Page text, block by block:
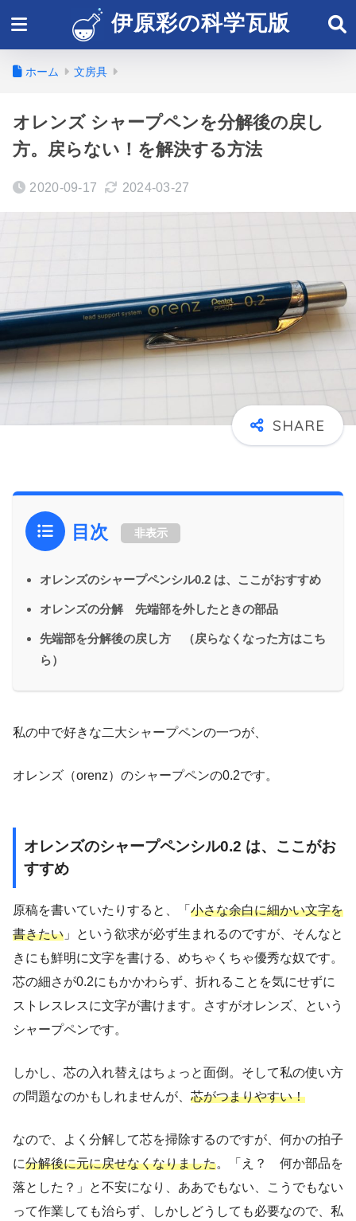
伊原彩の科学瓦版
ホーム 文房具
オレンズ シャープペンを分解後の戻し
方。戻らない！を解決する方法
2020-09-17 2024-03-27
目次 非表示
オレンズのシャープペンシル0.2 は、ここがおすすめ
オレンズの分解 先端部を外したときの部品
先端部を分解後の戻し方 （戻らなくなった方はこち
ら）
私の中で好きな二大シャープペンの一つが、
オレンズ（orenz）のシャープペンの0.2です。
オレンズのシャープペンシル0.2 は、ここがお
すすめ
原稿を書いていたりすると、「 小さな余白に細かい文字を
書きたい 」という欲求が必ず生まれるのですが、そんなと
きにも鮮明に文字を書ける、めちゃくちゃ優秀な奴です。
芯の細さが0.2にもかかわらず、折れることを気にせずに
ストレスレスに文字が書けます。さすがオレンズ、という
シャープペンです。
しかし、芯の入れ替えはちょっと面倒。そして私の使い方
の問題なのかもしれませんが、 芯がつまりやすい！
なので、よく分解して芯を掃除するのですが、何かの拍子
に分解後に元に戻せなくなりました。「え？ 何か部品を
落とした？」と不安になり、ああでもない、こうでもない
って作業しても治らず、しかしどうしても必要なので、私